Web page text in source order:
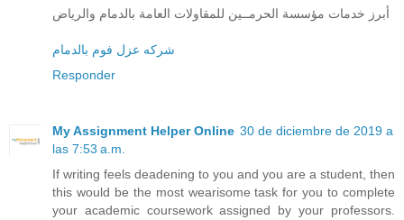
أبرز خدمات مؤسسة الحرمــين للمقاولات العامة بالدمام والرياض
شركه عزل فوم بالدمام
Responder
My Assignment Helper Online 30 de diciembre de 2019 a
las 7:53 a.m.
If writing feels deadening to you and you are a student, then
this would be the most wearisome task for you to complete
your academic coursework assigned by your professors.